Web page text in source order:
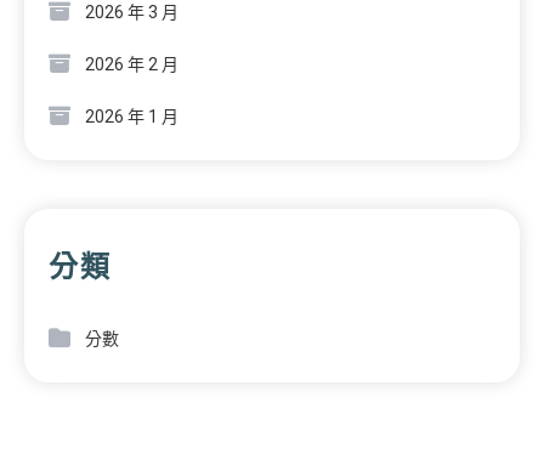
2026 年 3 月
2026 年 2 月
2026 年 1 月
分類
分數